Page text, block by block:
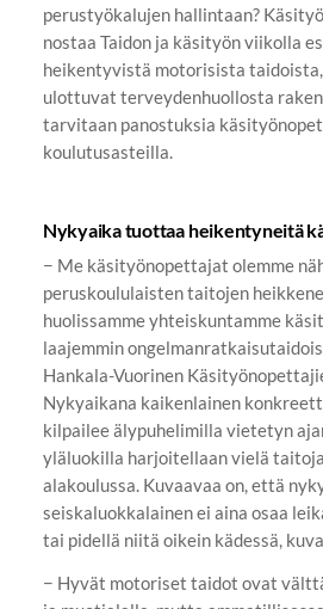
perustyökalujen hallintaan?
nostaa Taidon ja käsityön viikolla
heikentyvistä motorisista
ulottuvat terveydenhuollosta
tarvitaan panostuksia
koulutusasteilla.
Nykyaika tuottaa heikentyneitä
− Me käsityönopettajat olemme
peruskoululaisten taitojen
huolissamme yhteiskuntamme
laajemmin
Hankala-Vuorinen
Nykyaikana kaikenlainen
kilpailee älypuhelimilla vietetyn
yläluokilla harjoitellaan vielä
alakoulussa. Kuvaavaa on, että
seiskaluokkalainen ei aina osaa
tai pidellä niitä oikein kädessä,
− Hyvät motoriset taidot ovat